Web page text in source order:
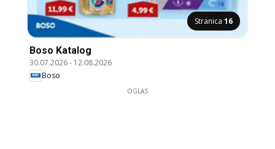
Stranica 16
Boso Katalog
30.07.2026- 12.08.2026
Boso
OGLAS